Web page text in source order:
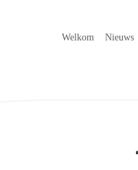
Welkom Nieuws